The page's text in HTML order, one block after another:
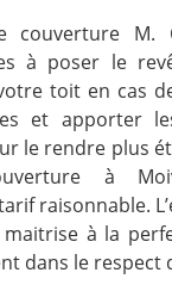
couverture
à poser le
toit en cas
et apporter
le rendre plus
à
raisonnable.
à la
dans le respect